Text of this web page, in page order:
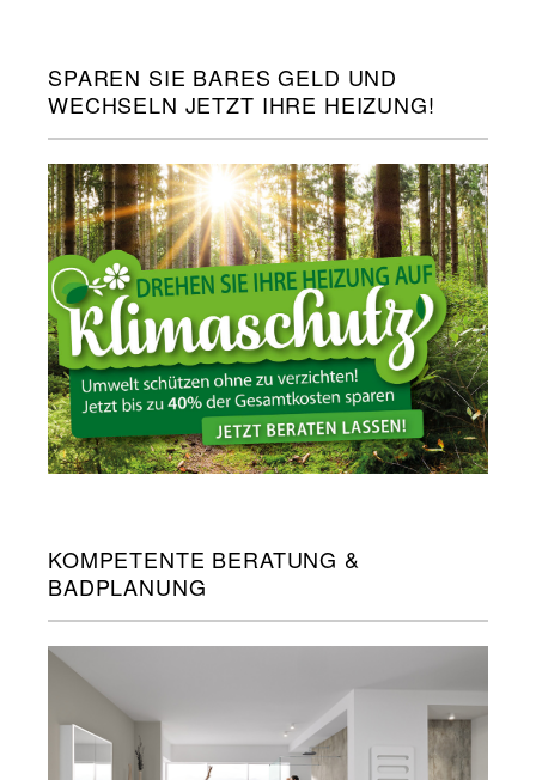
SPAREN SIE BARES GELD UND
WECHSELN JETZT IHRE HEIZUNG!
KOMPETENTE BERATUNG &
BADPLANUNG